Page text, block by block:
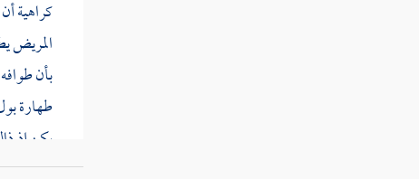
كراهية
المريض
بأن
طهارة
يكن إذ
الله